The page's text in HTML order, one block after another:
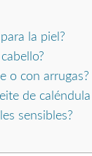
la piel?
o con arrugas?
de caléndula
sensibles?